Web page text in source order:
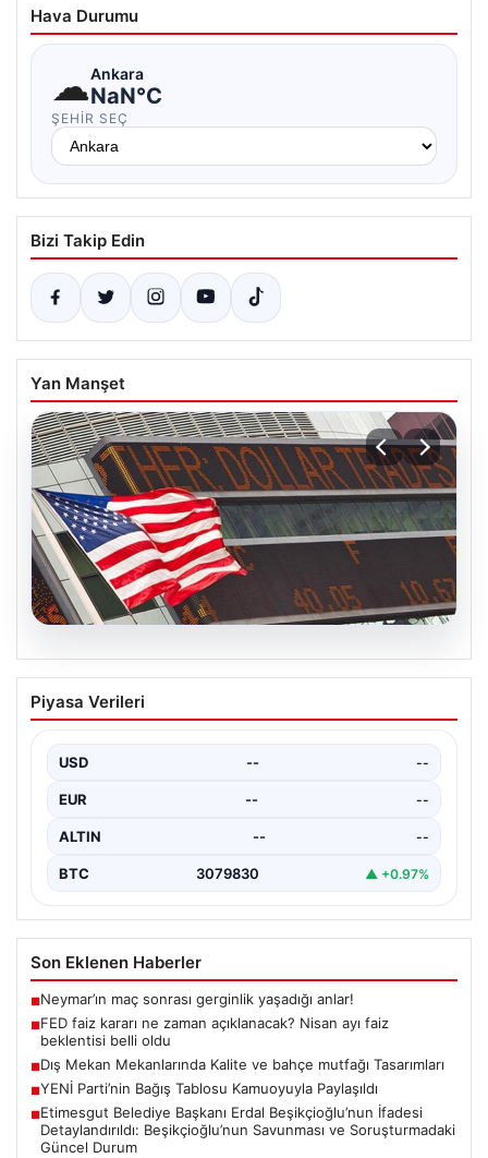
Hava Durumu
☁Ankara
NaN°C
ŞEHIR SEÇ
Bizi Takip Edin
Yan Manşet
04.08.2026
FED faiz kararı ne zaman açıklanacak?
Nisan ayı faiz beklentisi belli oldu
Piyasa Verileri
USD -- --
EUR -- --
ALTIN -- --
BTC 3079830 ▲ +0.97%
Son Eklenen Haberler
■Neymar’ın maç sonrası gerginlik yaşadığı anlar!
■FED faiz kararı ne zaman açıklanacak? Nisan ayı faiz
beklentisi belli oldu
■Dış Mekan Mekanlarında Kalite ve bahçe mutfağı Tasarımları
■YENİ Parti’nin Bağış Tablosu Kamuoyuyla Paylaşıldı
■Etimesgut Belediye Başkanı Erdal Beşikçioğlu’nun İfadesi
Detaylandırıldı: Beşikçioğlu’nun Savunması ve Soruşturmadaki
Güncel Durum